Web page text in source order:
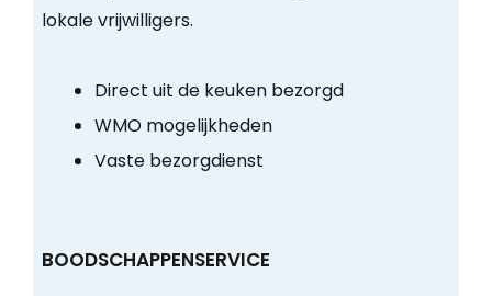
lokale vrijwilligers.
Direct uit de keuken bezorgd
WMO mogelijkheden
Vaste bezorgdienst
BOODSCHAPPENSERVICE